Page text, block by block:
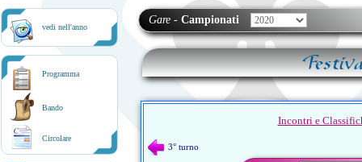
vedi nell'anno
Programma
Bando
Circolare
Gare - Campionati
Incontri e
3° turno